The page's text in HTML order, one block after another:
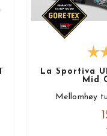
La Sportiva
Mid
Mellomhøy